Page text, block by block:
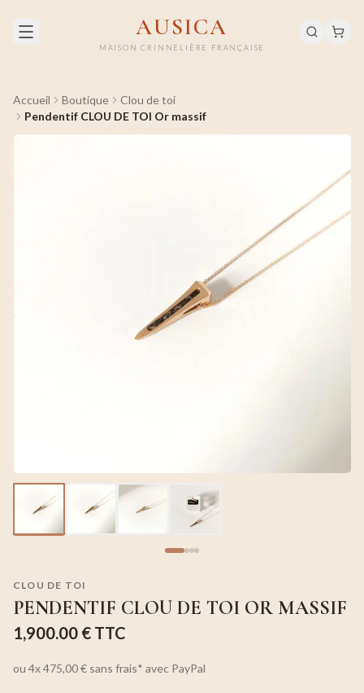
AUSICA
MAISON CRINNELIÈRE FRANÇAISE
Accueil Boutique
Clou de toi
Pendentif CLOU DE TOI Or massif
CLOU DE TOI
PENDENTIF CLOU DE TOI OR MASSIF
1,900.00 € TTC
ou 4x475,00 € sans frais* avec PayPal